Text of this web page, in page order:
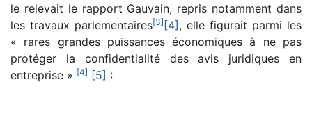
le relevait le rapport Gauvain, repris notamment dans
les travaux parlementaires[3][4], elle figurait parmi les
« rares grandes puissances économiques à ne pas
protéger la confidentialité des avis juridiques en
entreprise » [4] [5] :